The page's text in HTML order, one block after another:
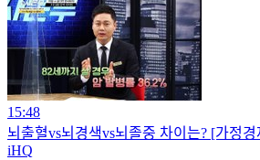
15:48
뇌출혈vs뇌경색vs뇌졸중 차이는?
iHQ